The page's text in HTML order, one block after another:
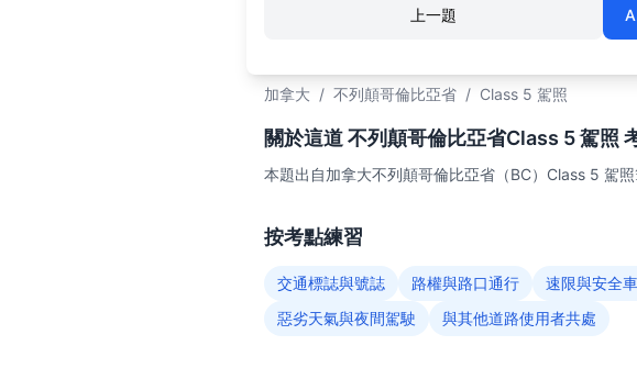
上一題
加拿大 / 不列顛哥倫比亞省 / Class 5 駕照
關於這道 不列顛哥倫比亞省Class 5 駕照
本題出自加拿大不列顛哥倫比亞省（BC）Class 5 駕
按考點練習
交通標誌與號誌 路權與路口通行 速限與安全
惡劣天氣與夜間駕駛
與其他道路使用者共處